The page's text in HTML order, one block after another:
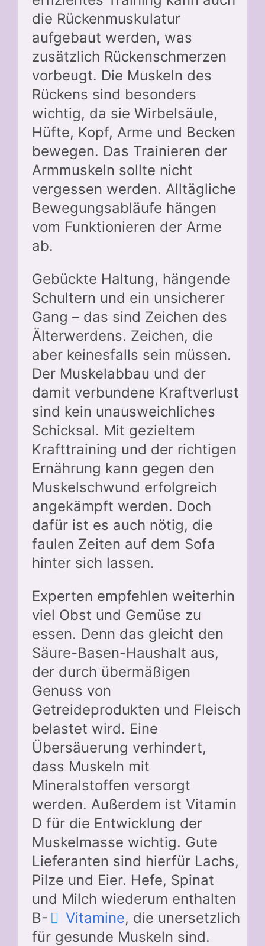
die Rückenmuskulatur
aufgebaut werden, was
zusätzlich Rückenschmerzen
vorbeugt. Die Muskeln des
Rückens sind besonders
wichtig, da sie Wirbelsäule,
Hüfte, Kopf, Arme und Becken
bewegen. Das Trainieren der
Armmuskeln sollte nicht
vergessen werden. Alltägliche
Bewegungsabläufe hängen
vom Funktionieren der Arme
ab.
Gebückte Haltung, hängende
Schultern und ein unsicherer
Gang – das sind Zeichen des
Älterwerdens. Zeichen, die
aber keinesfalls sein müssen.
Der Muskelabbau und der
damit verbundene Kraftverlust
sind kein unausweichliches
Schicksal. Mit gezieltem
Krafttraining und der richtigen
Ernährung kann gegen den
Muskelschwund erfolgreich
angekämpft werden. Doch
dafür ist es auch nötig, die
faulen Zeiten auf dem Sofa
hinter sich lassen.
Experten empfehlen weiterhin
viel Obst und Gemüse zu
essen. Denn das gleicht den
Säure-Basen-Haushalt aus,
der durch übermäßigen
Genuss von
Getreideprodukten und Fleisch
belastet wird. Eine
Übersäuerung verhindert,
dass Muskeln mit
Mineralstoffen versorgt
werden. Außerdem ist Vitamin
D für die Entwicklung der
Muskelmasse wichtig. Gute
Lieferanten sind hierfür Lachs,
Pilze und Eier. Hefe, Spinat
und Milch wiederum enthalten
B-
Vitamine, die unersetzlich
für gesunde Muskeln sind.